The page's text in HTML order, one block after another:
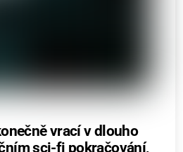
vrací v dlouho
sci-fi pokračování,